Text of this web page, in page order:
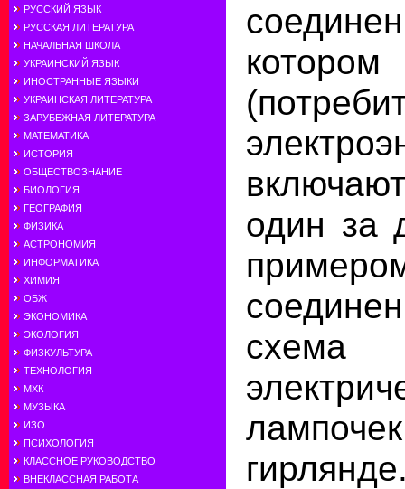
РУССКИЙ ЯЗЫК
РУССКАЯ ЛИТЕРАТУРА
НАЧАЛЬНАЯ ШКОЛА
УКРАИНСКИЙ ЯЗЫК
ИНОСТРАННЫЕ ЯЗЫКИ
УКРАИНСКАЯ ЛИТЕРАТУРА
ЗАРУБЕЖНАЯ ЛИТЕРАТУРА
МАТЕМАТИКА
ИСТОРИЯ
ОБЩЕСТВОЗНАНИЕ
БИОЛОГИЯ
ГЕОГРАФИЯ
ФИЗИКА
АСТРОНОМИЯ
ИНФОРМАТИКА
ХИМИЯ
ОБЖ
ЭКОНОМИКА
ЭКОЛОГИЯ
ФИЗКУЛЬТУРА
ТЕХНОЛОГИЯ
МХК
МУЗЫКА
ИЗО
ПСИХОЛОГИЯ
КЛАССНОЕ РУКОВОДСТВО
ВНЕКЛАССНАЯ РАБОТА
один за
схема